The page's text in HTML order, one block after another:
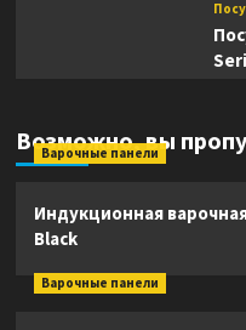
Возможно, вы
Варочные панели
Индукционная
Black
Варочные панели